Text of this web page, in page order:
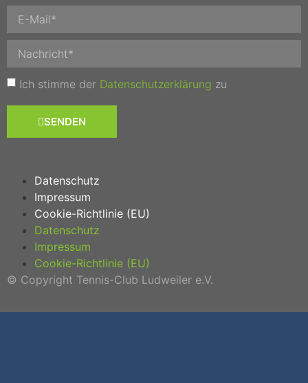
Ich stimme der Datenschutzerklärung zu
SENDEN
Datenschutz
Impressum
Cookie-Richtlinie (EU)
Datenschutz
Impressum
Cookie-Richtlinie (EU)
© Copyright Tennis-Club Ludweiler e.V.